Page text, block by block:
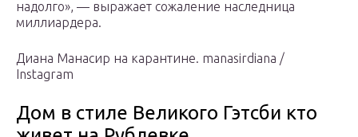
надолго», — выражает сожаление наследница
миллиардера.
Диана Манасир на карантине. manasirdiana /
Instagram
Дом в стиле Великого Гэтсби кто